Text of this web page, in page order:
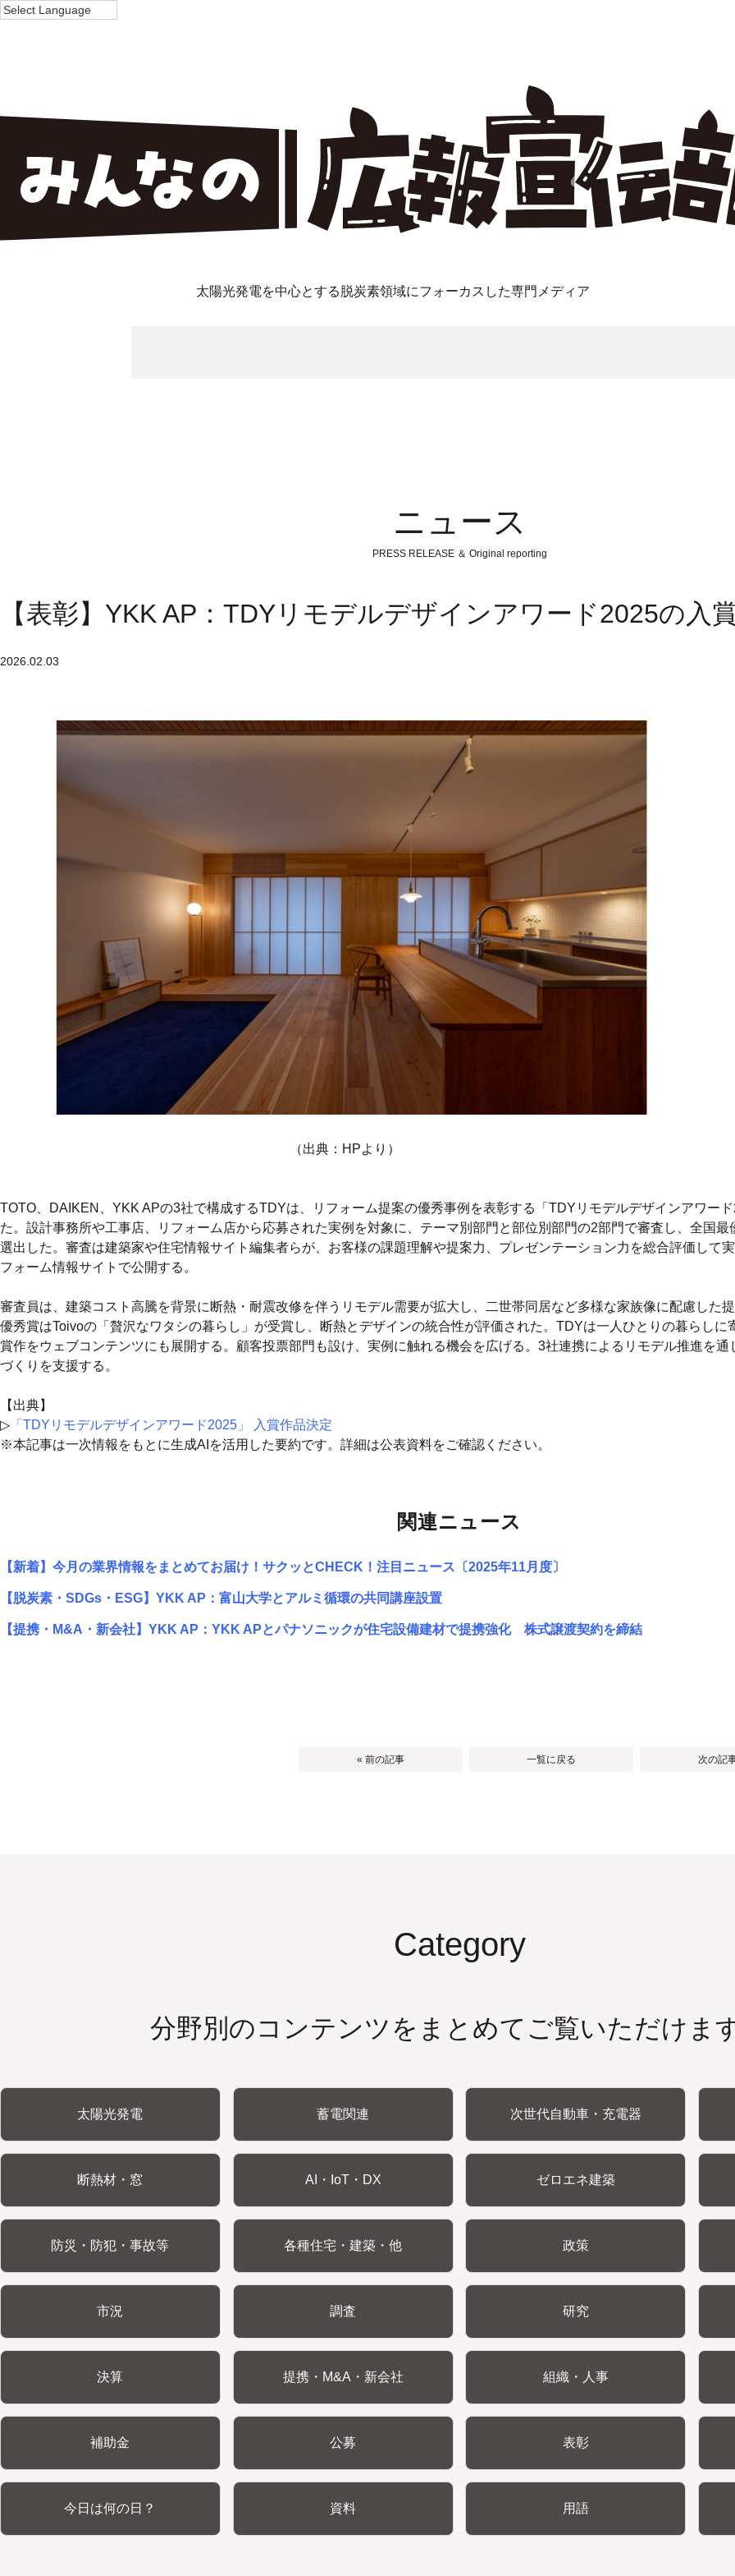
太陽光発電を中心とする脱炭素領域にフォーカスした専門メディア
ニュース
PRESS RELEASE ＆ Original reporting
【表彰】YKK AP：TDYリモデルデザインアワード2025の入
2026.02.03
（出典：HPより）
TOTO、DAIKEN、YKK APの3社で構成するTDYは、リフォーム提案の優秀事例を表彰する「TDYリモデルデザインアワー
た。設計事務所や工事店、リフォーム店から応募された実例を対象に、テーマ別部門と部位別部門の2部門で審査し、全国
選出した。審査は建築家や住宅情報サイト編集者らが、お客様の課題理解や提案力、プレゼンテーション力を総合評価して
フォーム情報サイトで公開する。
審査員は、建築コスト高騰を背景に断熱・耐震改修を伴うリモデル需要が拡大し、二世帯同居など多様な家族像に配慮した
優秀賞はToivoの「贅沢なワタシの暮らし」が受賞し、断熱とデザインの統合性が評価された。TDYは一人ひとりの暮らしに
賞作をウェブコンテンツにも展開する。顧客投票部門も設け、実例に触れる機会を広げる。3社連携によるリモデル推進を
づくりを支援する。
【出典】
▷ 「TDYリモデルデザインアワード2025」 入賞作品決定
※本記事は一次情報をもとに生成AIを活用した要約です。詳細は公表資料をご確認ください。
関連ニュース
【新着】今月の業界情報をまとめてお届け！サクッとCHECK！注目ニュース〔2025年11月度〕
【脱炭素・SDGs・ESG】YKK AP：富山大学とアルミ循環の共同講座設置
【提携・M&A・新会社】YKK AP：YKK APとパナソニックが住宅設備建材で提携強化 株式譲渡契約を締結
« 前の記事 一覧に戻る 次の記
Category
分野別のコンテンツをまとめてご覧いただけま
太陽光発電 蓄電関連 次世代自動車・充電器
断熱材・窓 AI・IoT・DX ゼロエネ建築
防災・防犯・事故等 各種住宅・建築・他 政策
市況 調査 研究
決算 提携・M&A・新会社 組織・人事
補助金 公募 表彰
今日は何の日？ 資料 用語